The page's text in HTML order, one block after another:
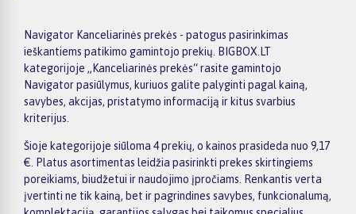
Navigator Kanceliarinės prekės - patogus pasirinkimas
ieškantiems patikimo gamintojo prekių. BIGBOX.LT
kategorijoje „Kanceliarinės prekės“ rasite gamintojo
Navigator pasiūlymus, kuriuos galite palyginti pagal kainą,
savybes, akcijas, pristatymo informaciją ir kitus svarbius
kriterijus.
Šioje kategorijoje siūloma 4 prekių, o kainos prasideda nuo 9,17
€. Platus asortimentas leidžia pasirinkti prekes skirtingiems
poreikiams, biudžetui ir naudojimo įpročiams. Renkantis verta
įvertinti ne tik kainą, bet ir pagrindines savybes, funkcionalumą,